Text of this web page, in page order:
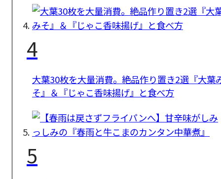
4
大葉30枚を大量消費。絶品作り置き2選『大葉
そ』＆『じゃこ香味揚げ』と食べ方
5